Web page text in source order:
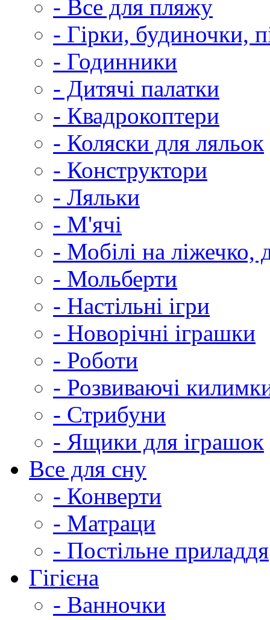
- Все для пляжу
- Гірки, будиночки,
- Годинники
- Дитячі палатки
- Квадрокоптери
- Коляски для ляльок
- Конструктори
- Ляльки
- М'ячі
- Мобілі на ліжечко,
- Мольберти
- Настільні ігри
- Новорічні іграшки
- Роботи
- Розвиваючі
- Стрибуни
- Ящики для іграшок
Все для сну
- Конверти
- Матраци
- Постільне приладдя
Гігієна
- Ванночки